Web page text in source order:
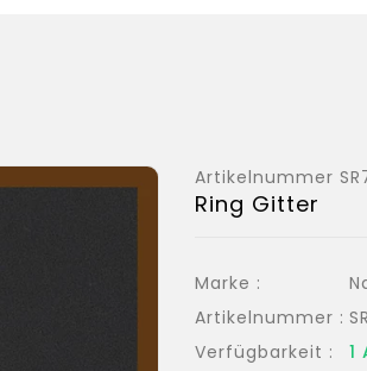
Artikelnummer
Ring Gitter
Marke :
Artikelnummer :
Verfügbarkeit :
1